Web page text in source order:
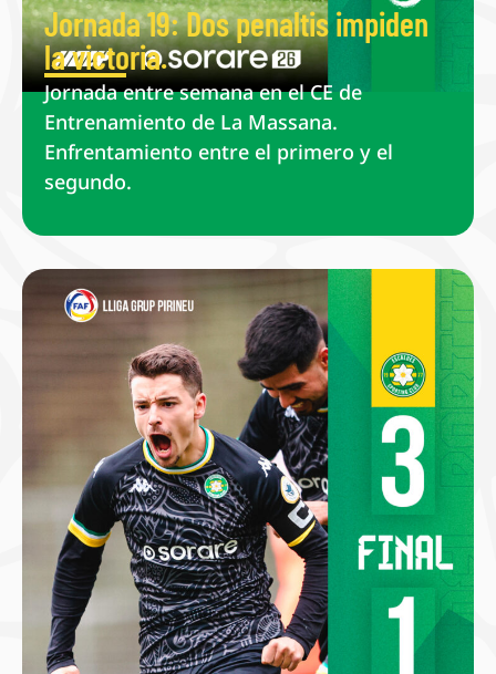
Jornada 19: Dos penaltis impiden
la victoria.
Jornada entre semana en el CE de
Entrenamiento de La Massana.
Enfrentamiento entre el primero y el
segundo.